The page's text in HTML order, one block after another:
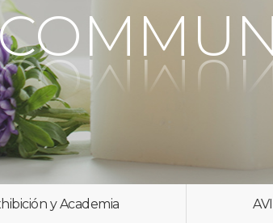
y Academia